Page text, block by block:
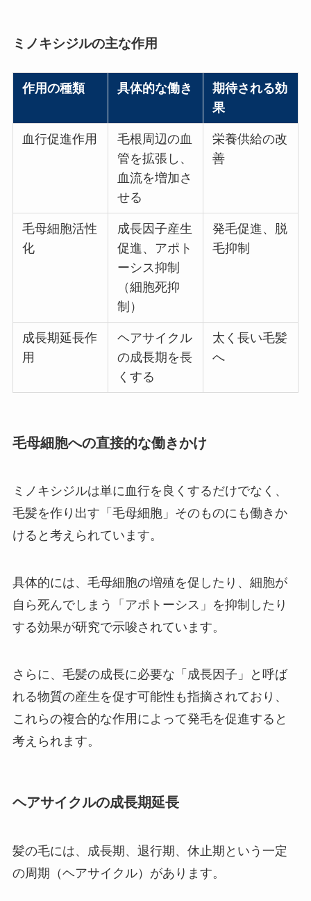
ミノキシジルの主な作用
作用の種類 具体的な働き
期待される効
果
血行促進作用
毛根周辺の血
管を拡張し、
血流を増加さ
せる
栄養供給の改
善
毛母細胞活性
化
成長因子産生
促進、アポト
ーシス抑制
（細胞死抑
制）
発毛促進、脱
毛抑制
成長期延長作
用
ヘアサイクル
の成長期を長
くする
太く長い毛髪
へ
毛母細胞への直接的な働きかけ
ミノキシジルは単に血行を良くするだけでなく、
毛髪を作り出す「毛母細胞」そのものにも働きか
けると考えられています。
具体的には、毛母細胞の増殖を促したり、細胞が
自ら死んでしまう「アポトーシス」を抑制したり
する効果が研究で示唆されています。
さらに、毛髪の成長に必要な「成長因子」と呼ば
れる物質の産生を促す可能性も指摘されており、
これらの複合的な作用によって発毛を促進すると
考えられます。
ヘアサイクルの成長期延長
髪の毛には、成長期、退行期、休止期という一定
の周期（ヘアサイクル）があります。